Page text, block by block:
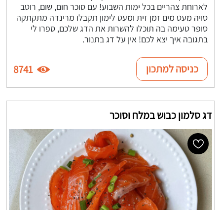
לארוחת צהריים בכל ימות השבוע! עם סוכר חום, שום, רוטב
סויה מעט מים זמן זית ומעט לימון תקבלו מרינדה מתקתקה
סופר טעימה בה תוכלו להשרות את הדג שלכם, ספרו לי
בתגובה איך יצא לכם! אין על דג בתנור.
כניסה למתכון 8741
דג סלמון כבוש במלח וסוכר